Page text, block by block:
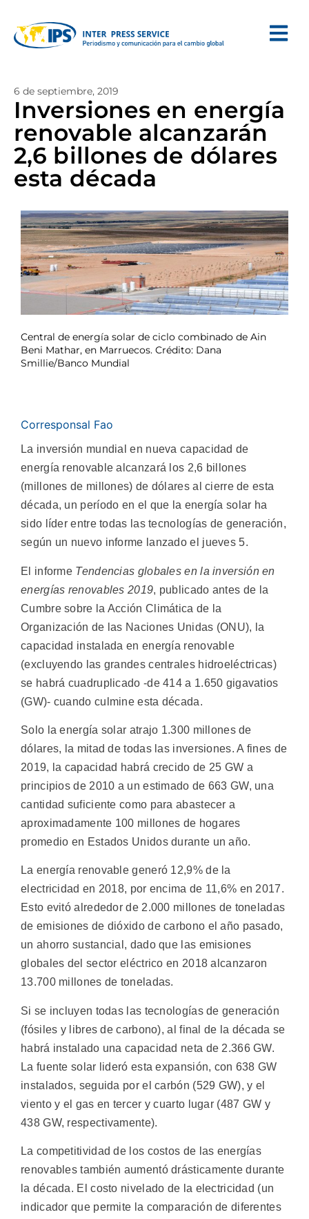
6 de septiembre, 2019
Inversiones en energía
renovable alcanzarán
2,6 billones de dólares
esta década
Central de energía solar de ciclo combinado de Ain
Beni Mathar, en Marruecos. Crédito: Dana
Smillie/Banco Mundial
Corresponsal Fao
La inversión mundial en nueva capacidad de
energía renovable alcanzará los 2,6 billones
(millones de millones) de dólares al cierre de esta
década, un período en el que la energía solar ha
sido líder entre todas las tecnologías de generación,
según un nuevo informe lanzado el jueves 5.
El informe Tendencias globales en la inversión en
energías renovables 2019, publicado antes de la
Cumbre sobre la Acción Climática de la
Organización de las Naciones Unidas (ONU), la
capacidad instalada en energía renovable
(excluyendo las grandes centrales hidroeléctricas)
se habrá cuadruplicado -de 414 a 1.650 gigavatios
(GW)- cuando culmine esta década.
Solo la energía solar atrajo 1.300 millones de
dólares, la mitad de todas las inversiones. A fines de
2019, la capacidad habrá crecido de 25 GW a
principios de 2010 a un estimado de 663 GW, una
cantidad suficiente como para abastecer a
aproximadamente 100 millones de hogares
promedio en Estados Unidos durante un año.
La energía renovable generó 12,9% de la
electricidad en 2018, por encima de 11,6% en 2017.
Esto evitó alrededor de 2.000 millones de toneladas
de emisiones de dióxido de carbono el año pasado,
un ahorro sustancial, dado que las emisiones
globales del sector eléctrico en 2018 alcanzaron
13.700 millones de toneladas.
Si se incluyen todas las tecnologías de generación
(fósiles y libres de carbono), al final de la década se
habrá instalado una capacidad neta de 2.366 GW.
La fuente solar lideró esta expansión, con 638 GW
instalados, seguida por el carbón (529 GW), y el
viento y el gas en tercer y cuarto lugar (487 GW y
438 GW, respectivamente).
La competitividad de los costos de las energías
renovables también aumentó drásticamente durante
la década. El costo nivelado de la electricidad (un
indicador que permite la comparación de diferentes